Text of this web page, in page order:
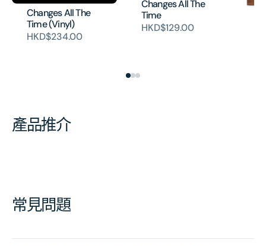
Changes All The
Time (Vinyl)
HKD$234.00
Changes All The
Time
HKD$129.00
產品推介
常見問題